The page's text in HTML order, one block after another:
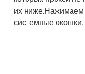
их ниже.Нажимаем
системные окошки.